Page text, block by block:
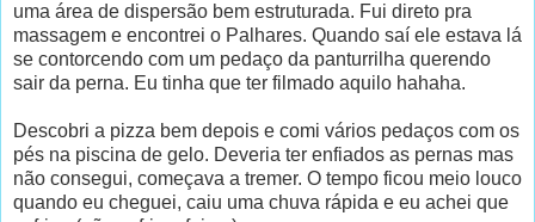
uma área de dispersão bem estruturada. Fui direto pra
massagem e encontrei o Palhares. Quando saí ele estava lá
se contorcendo com um pedaço da panturrilha querendo
sair da perna. Eu tinha que ter filmado aquilo hahaha.
Descobri a pizza bem depois e comi vários pedaços com os
pés na piscina de gelo. Deveria ter enfiados as pernas mas
não consegui, começava a tremer. O tempo ficou meio louco
quando eu cheguei, caiu uma chuva rápida e eu achei que